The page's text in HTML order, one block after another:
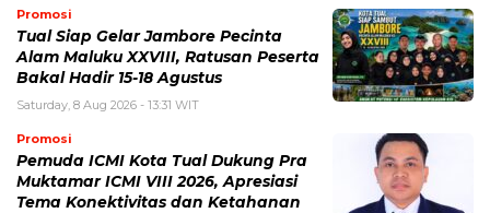
Promosi
Tual Siap Gelar Jambore Pecinta
Alam Maluku XXVIII, Ratusan Peserta
Bakal Hadir 15-18 Agustus
Saturday, 8 Aug 2026 - 13:31 WIT
Promosi
Pemuda ICMI Kota Tual Dukung Pra
Muktamar ICMI VIII 2026, Apresiasi
Tema Konektivitas dan Ketahanan